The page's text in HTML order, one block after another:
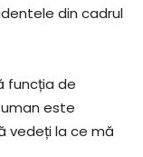
din cadrul
funcția de
este
vedeți la ce mă